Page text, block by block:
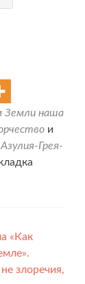
Земли наша
и
Азулия-Грея-
«Как
злоречия,